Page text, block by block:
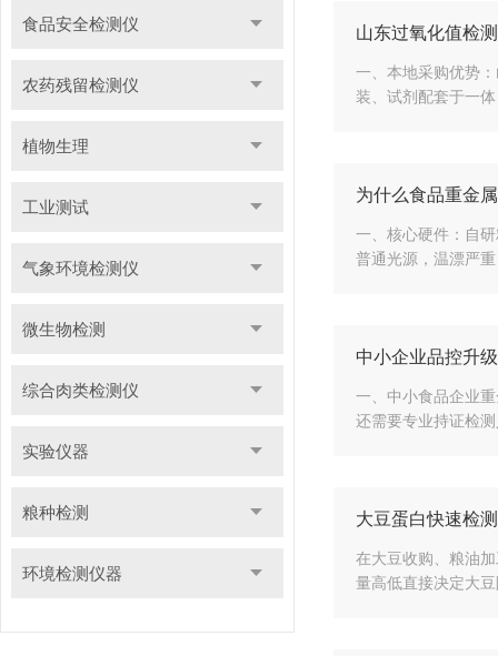
食品安全检测仪
农药残留检测仪
植物生理
工业测试
气象环境检测仪
微生物检测
综合肉类检测仪
实验仪器
粮种检测
环境检测仪器
山东过氧化值检
一、本地采购优势
装、试剂配套于一
为什么食品重金
一、核心硬件：自
普通光源，温漂严
中小企业品控升
一、中小食品企业
还需要专业持证检
大豆蛋白快速检
在大豆收购、粮油
量高低直接决定大